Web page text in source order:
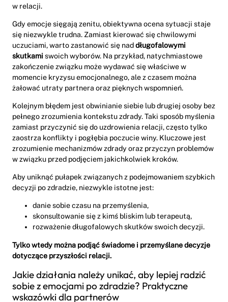
w relacji.
Gdy emocje sięgają zenitu, obiektywna ocena sytuacji staje
się niezwykle trudna. Zamiast kierować się chwilowymi
uczuciami, warto zastanowić się naddługofalowymi
skutkami swoich wyborów. Na przykład, natychmiastowe
zakończenie związku może wydawać się właściwe w
momencie kryzysu emocjonalnego, ale z czasem można
żałować utraty partnera oraz pięknych wspomnień.
Kolejnym błędem jest obwinianie siebie lub drugiej osoby bez
pełnego zrozumienia kontekstu zdrady. Taki sposób myślenia
zamiast przyczynić się do uzdrowienia relacji, często tylko
zaostrza konflikty i pogłębia poczucie winy. Kluczowe jest
zrozumienie mechanizmów zdrady oraz przyczyn problemów
w związku przed podjęciem jakichkolwiek kroków.
Aby uniknąć pułapek związanych z podejmowaniem szybkich
decyzji po zdradzie, niezwykle istotne jest:
danie sobie czasu na przemyślenia,
skonsultowanie się z kimś bliskim lub terapeutą,
rozważenie długofalowych skutków swoich decyzji.
Tylko wtedy można podjąć świadome i przemyślane decyzje
dotyczące przyszłości relacji.
Jakie działania należy unikać, aby lepiej radzić
sobie z emocjami po zdradzie? Praktyczne
wskazówki dla partnerów